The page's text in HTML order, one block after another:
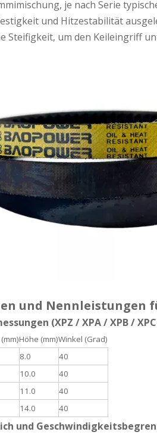
je nach Serie
und Hitzestabilität
Steifigkeit, um den Keileingriff
und Nennleistungen
(XPZ / XPA / XPB /
Höhe (mm)Winkel (Grad)
8.0
40
10.0
40
11.0
40
14.0 40
und